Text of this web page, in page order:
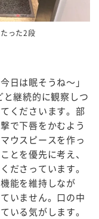
った2段
日は眠そうね～」
と継続的に観察しつ
くださいます。部
で下唇をかむよう
ウスピースを作っ
とを優先に考え、
ださっています。
能を維持しなが
いません。口の中
いる気がします。